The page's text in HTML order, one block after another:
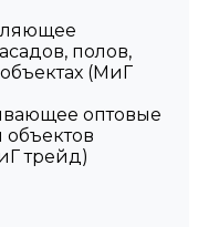
полов,
(МиГ
оптовые
трейд)